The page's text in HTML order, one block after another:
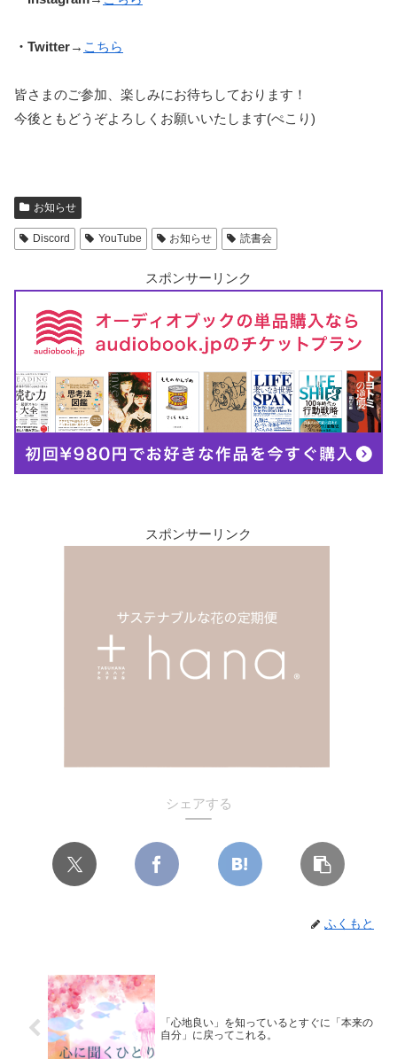
・Twitter→ こちら
皆さまのご参加、楽しみにお待ちしております！
今後ともどうぞよろしくお願いいたします(ぺこり)
お知らせ
Discord YouTube お知らせ 読書会
スポンサーリンク
スポンサーリンク
シェアする
ふくもと
「心地良い」を知っているとすぐに「本来の
自分」に戻ってこれる。